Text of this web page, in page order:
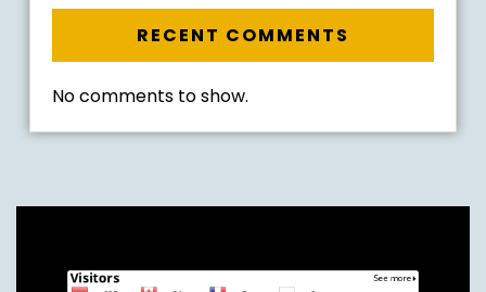
RECENT COMMENTS
No comments to show.